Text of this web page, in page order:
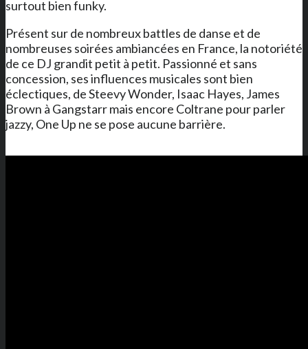
surtout bien funky.
Présent sur de nombreux battles de danse et de
nombreuses soirées ambiancées en France, la notoriété
de ce DJ grandit petit à petit. Passionné et sans
concession, ses influences musicales sont bien
éclectiques, de Steevy Wonder, Isaac Hayes, James
Brown à Gangstarr mais encore Coltrane pour parler
jazzy, One Up ne se pose aucune barrière.